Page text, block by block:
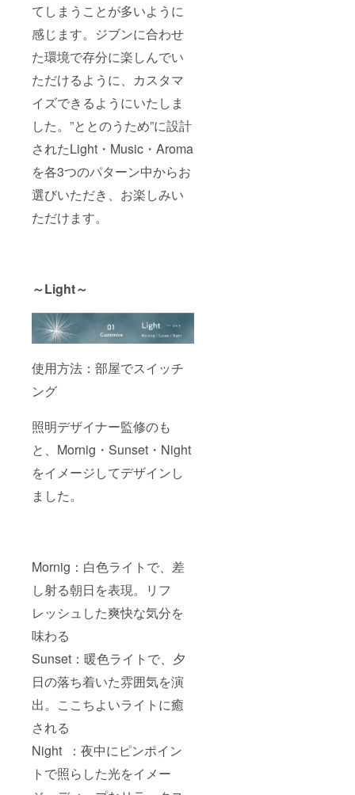
てしまうことが多いように
感じます。ジブンに合わせ
た環境で存分に楽しんでい
ただけるように、カスタマ
イズできるようにいたしま
した。”ととのうため”に設計
されたLight・Music・Aroma
を各3つのパターン中からお
選びいただき、お楽しみい
ただけます。
～Light～
使用方法：部屋でスイッチ
ング
照明デザイナー監修のも
と、Mornig・Sunset・Night
をイメージしてデザインし
ました。
Mornig：白色ライトで、差
し射る朝日を表現。リフ
レッシュした爽快な気分を
味わる
Sunset：暖色ライトで、夕
日の落ち着いた雰囲気を演
出。ここちよいライトに癒
される
Night ：夜中にピンポイン
トで照らした光をイメー